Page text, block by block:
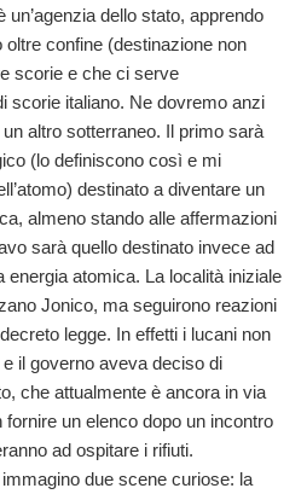
dello stato, apprendo
confine (destinazione non
scorie e che ci serve
scorie italiano. Ne dovremo anzi
altro sotterraneo. Il primo sarà
(lo definiscono così e mi
destinato a diventare un
almeno stando alle affermazioni
sarà quello destinato invece ad
energia atomica. La località iniziale
Jonico, ma seguirono reazioni
legge. In effetti i lucani non
il governo aveva deciso di
che attualmente è ancora in via
un elenco dopo un incontro
ad ospitare i rifiuti.
immagino due scene curiose: la